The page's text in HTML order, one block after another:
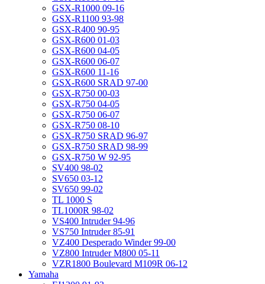
GSX-R1000 09-16
GSX-R1100 93-98
GSX-R400 90-95
GSX-R600 01-03
GSX-R600 04-05
GSX-R600 06-07
GSX-R600 11-16
GSX-R600 SRAD 97-00
GSX-R750 00-03
GSX-R750 04-05
GSX-R750 06-07
GSX-R750 08-10
GSX-R750 SRAD 96-97
GSX-R750 SRAD 98-99
GSX-R750 W 92-95
SV400 98-02
SV650 03-12
SV650 99-02
TL 1000 S
TL1000R 98-02
VS400 Intruder 94-96
VS750 Intruder 85-91
VZ400 Desperado Winder 99-00
VZ800 Intruder M800 05-11
VZR1800 Boulevard M109R 06-12
Yamaha